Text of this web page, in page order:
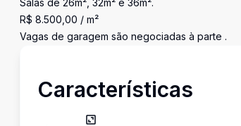
Salas de 26m², 32m² e 36m².
R$ 8.500,00 / m²
Vagas de garagem são negociadas à parte .
Características